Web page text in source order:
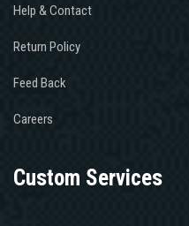
Help & Contact
Return Policy
Feed Back
Careers
Custom Services